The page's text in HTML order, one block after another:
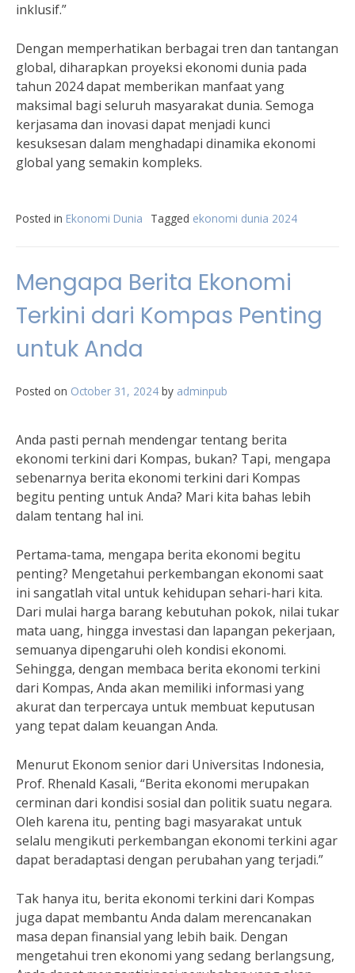
inklusif.”
Dengan memperhatikan berbagai tren dan tantangan
global, diharapkan proyeksi ekonomi dunia pada
tahun 2024 dapat memberikan manfaat yang
maksimal bagi seluruh masyarakat dunia. Semoga
kerjasama dan inovasi dapat menjadi kunci
kesuksesan dalam menghadapi dinamika ekonomi
global yang semakin kompleks.
Posted in Ekonomi Dunia Tagged ekonomi dunia 2024
Mengapa Berita Ekonomi
Terkini dari Kompas Penting
untuk Anda
Posted on October 31, 2024 by adminpub
Anda pasti pernah mendengar tentang berita
ekonomi terkini dari Kompas, bukan? Tapi, mengapa
sebenarnya berita ekonomi terkini dari Kompas
begitu penting untuk Anda? Mari kita bahas lebih
dalam tentang hal ini.
Pertama-tama, mengapa berita ekonomi begitu
penting? Mengetahui perkembangan ekonomi saat
ini sangatlah vital untuk kehidupan sehari-hari kita.
Dari mulai harga barang kebutuhan pokok, nilai tukar
mata uang, hingga investasi dan lapangan pekerjaan,
semuanya dipengaruhi oleh kondisi ekonomi.
Sehingga, dengan membaca berita ekonomi terkini
dari Kompas, Anda akan memiliki informasi yang
akurat dan terpercaya untuk membuat keputusan
yang tepat dalam keuangan Anda.
Menurut Ekonom senior dari Universitas Indonesia,
Prof. Rhenald Kasali, “Berita ekonomi merupakan
cerminan dari kondisi sosial dan politik suatu negara.
Oleh karena itu, penting bagi masyarakat untuk
selalu mengikuti perkembangan ekonomi terkini agar
dapat beradaptasi dengan perubahan yang terjadi.”
Tak hanya itu, berita ekonomi terkini dari Kompas
juga dapat membantu Anda dalam merencanakan
masa depan finansial yang lebih baik. Dengan
mengetahui tren ekonomi yang sedang berlangsung,